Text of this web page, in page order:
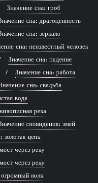
Значение сна: гроб
сна: драгоценность
сна: зеркало
сна: неизвестный человек
Значение сна: падение
Значение сна: работа
сна: свадьба
вода
река
сновидения: змей
золотая цепь
через реку
через реку
волк